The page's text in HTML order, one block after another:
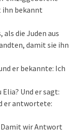
ihn bekannt
als die Juden aus
damit sie ihn
er bekannte: Ich
Und er sagt:
er antwortete:
Damit wir Antwort